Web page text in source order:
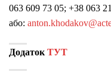
063 609 73 05; +38 063
або:
Додаток ТУТ